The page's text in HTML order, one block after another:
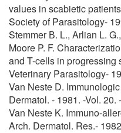
values in scabietic
Society of Parasitology-
Stemmer В. L., Arlian L.
Moore P. F.
and T-cells in progressing
Veterinary Parasitology-
Van Neste D.
Dermatol. - 1981. -Vol. 20.
Van Neste K. Immuno-
Arch. Dermatol. Res.-